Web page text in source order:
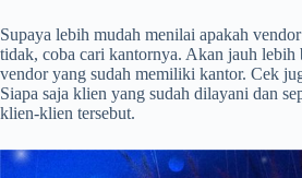
Supaya lebih mudah menilai apakah
tidak, coba cari kantornya. Akan jauh
vendor yang sudah memiliki kantor. Cek
Siapa saja klien yang sudah dilayani dan
klien-klien tersebut.